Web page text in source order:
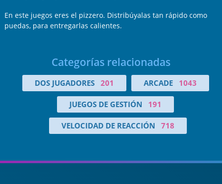
En este juegos eres el pizzero. Distribúyalas tan rápido como
puedas, para entregarlas calientes.
Categorías relacionadas
DOS JUGADORES 201 ARCADE 1043
JUEGOS DE GESTIÓN 191
VELOCIDAD DE REACCIÓN 718